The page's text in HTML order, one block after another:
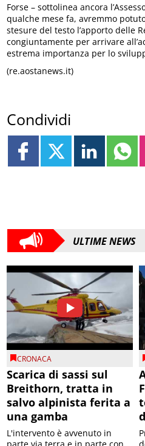
Forse – sottolinea ancora
qualche mese fa, avremmo
stesure del testo l’apporto delle
congiuntamente per arrivare
estrema importanza per lo
(re.aostanews.it)
Condividi
ULTIME NEWS
CRONACA
Scarica di sassi sul
Breithorn, tratta in
salvo alpinista ferita a
una gamba
L'intervento è avvenuto in
parte via terra e in parte con